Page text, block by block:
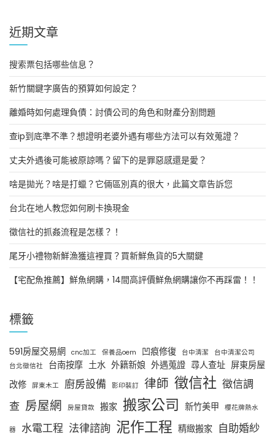
近期文章
搜索票包括哪些信息？
新竹關鍵字廣告的預算如何設定？
離婚時如何處理負債：討債公司的角色和財產分割問題
查ip到底準不準？想證明老婆外遇有哪些方法可以有效蒐證？
丈夫外遇後可能被原諒嗎？留下的是罪惡感還是愛？
啥是拋光？啥是打蠟？它倆區別真的很大，此篇文章告訴您
台北在地人教您如何刷卡換現金
徵信社的抓姦流程是怎樣？！
尾牙小禮物新鮮漁獲這裡買？買新鮮魚貨的5大關鍵
【宅配魚推薦】鮮魚網購，14間高評價鮮魚網購讓你不再踩雷！！
標籤
591房屋交易網 cnc加工 保養品oem 凹痕修復 台中清潔
台中清潔公司
台北徵信社
台南按摩 土水 外籍新娘 外遇蒐證 尋人查址 屏東房屋
改修 屏東木工 廚房設備 影印裝訂 律師 徵信社 徵信調
查 房屋網 房屋貸款 搬家 搬家公司 新竹美甲 櫻花牌熱水
器 水電工程 法律諮詢 泥作工程 精緻搬家 自助婚紗